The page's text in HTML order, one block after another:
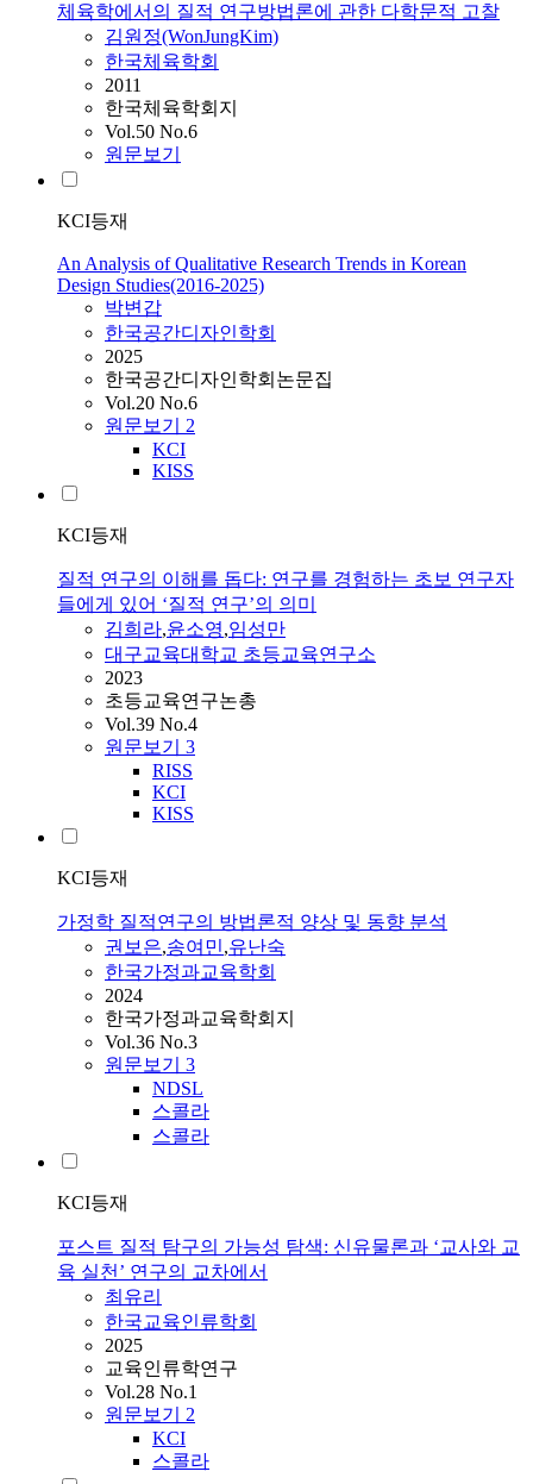
체육학에서의 질적 연구방법론에 관한 다학문적 고찰
김원정(WonJungKim)
한국체육학회
2011
한국체육학회지
Vol.50 No.6
원문보기
KCI등재
An Analysis of Qualitative Research Trends in Korean
Design Studies(2016-2025)
박변갑
한국공간디자인학회
2025
한국공간디자인학회논문집
Vol.20 No.6
원문보기 2
KCI
KISS
KCI등재
질적 연구의 이해를 돕다: 연구를 경험하는 초보 연구자
들에게 있어 ‘질적 연구’의 의미
김희라,윤소영,임성만
대구교육대학교 초등교육연구소
2023
초등교육연구논총
Vol.39 No.4
원문보기 3
RISS
KCI
KISS
KCI등재
가정학 질적연구의 방법론적 양상 및 동향 분석
권보은,송여민,유난숙
한국가정과교육학회
2024
한국가정과교육학회지
Vol.36 No.3
원문보기 3
NDSL
스콜라
스콜라
KCI등재
포스트 질적 탐구의 가능성 탐색: 신유물론과 ‘교사와 교
육 실천’ 연구의 교차에서
최유리
한국교육인류학회
2025
교육인류학연구
Vol.28 No.1
원문보기 2
KCI
스콜라